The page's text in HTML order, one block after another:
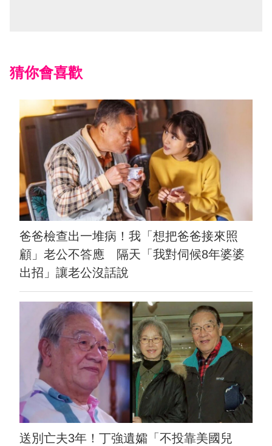
猜你會喜歡
爸爸檢查出一堆病！我「想把爸爸接來照
顧」老公不答應 隔天「我對伺候8年婆婆
出招」讓老公沒話說
送別亡夫3年！丁強遺孀「不投靠美國兒